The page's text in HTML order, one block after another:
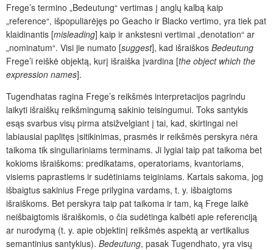
Frege’s termino „Bedeutung“ vertimas į anglų kalbą kaip
„reference“, išpopuliarėjęs po Geacho ir Blacko vertimo, yra tiek pat
klaidinantis [misleading] kaip ir ankstesni vertimai „denotation“ ar
„nominatum“. Visi jie numato [suggest], kad išraiškos Bedeutung
Frege’i reiškė objektą, kurį išraiška įvardina [the object which the
expression names].
Tugendhatas ragina Frege’s reikšmės interpretacijos pagrindu
laikyti išraiškų reikšmingumą sakinio teisingumui. Toks santykis
esąs svarbus visų pirma atsižvelgiant į tai, kad, skirtingai nei
labiausiai paplitęs įsitikinimas, prasmės ir reikšmės perskyra nėra
taikoma tik singuliariniams terminams. Ji lygiai taip pat taikoma bet
kokioms išraiškoms: predikatams, operatoriams, kvantoriams,
visiems paprastiems ir sudėtiniams teiginiams. Kartais sakoma, jog
išbaigtus sakinius Frege prilygina vardams, t. y. išbaigtoms
išraiškoms. Bet perskyra taip pat taikoma ir tam, ką Frege laikė
neišbaigtomis išraiškomis, o čia sudėtinga kalbėti apie referenciją
ar nurodymą (t. y. apie objektinį reikšmės aspektą ar vertikalius
semantinius santykius). Bedeutung, pasak Tugendhato, yra visų